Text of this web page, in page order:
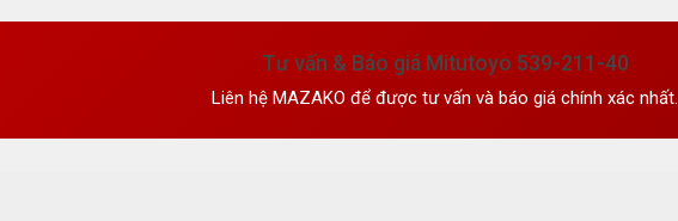
Tư vấn & Báo giá Mitutoyo 539-211-40
Liên hệ MAZAKO để được tư vấn và báo giá chính xác nhất.